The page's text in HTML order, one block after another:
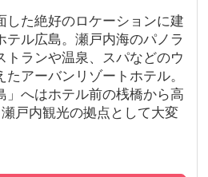
した絶好のロケーションに建
テル広島。瀬戸内海のパノラ
トランや温泉、スパなどのウ
アーバンリゾートホテル。
」へはホテル前の桟橋から高
戸内観光の拠点として大変